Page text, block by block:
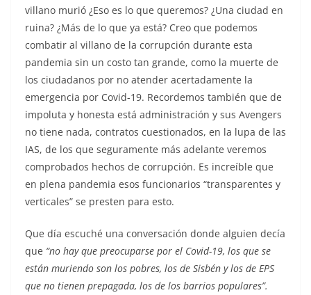
villano murió ¿Eso es lo que queremos? ¿Una ciudad en
ruina? ¿Más de lo que ya está? Creo que podemos
combatir al villano de la corrupción durante esta
pandemia sin un costo tan grande, como la muerte de
los ciudadanos por no atender acertadamente la
emergencia por Covid-19. Recordemos también que de
impoluta y honesta está administración y sus Avengers
no tiene nada, contratos cuestionados, en la lupa de las
IAS, de los que seguramente más adelante veremos
comprobados hechos de corrupción. Es increíble que
en plena pandemia esos funcionarios “transparentes y
verticales” se presten para esto.
Que día escuché una conversación donde alguien decía
que “no hay que preocuparse por el Covid-19, los que se
están muriendo son los pobres, los de Sisbén y los de EPS
que no tienen prepagada, los de los barrios populares”.